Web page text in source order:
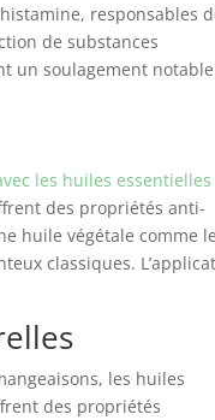
responsables
de substances
un soulagement
les huiles essentielles
des propriétés anti-
huile végétale comme le
classiques.
les huiles
des propriétés